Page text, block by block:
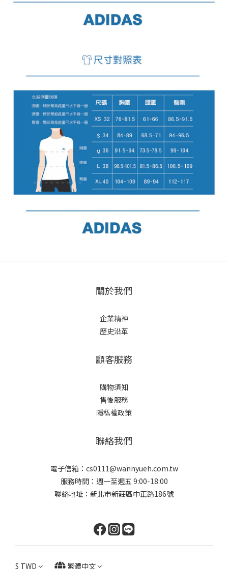
關於我們
企業精神
歷史沿革
顧客服務
購物須知
售後服務
隱私權政策
聯絡我們
電子信箱：cs0111@wannyueh.com.tw
服務時間：週一至週五 9:00-18:00
聯絡地址：新北市新莊區中正路186號
$ TWD 繁體中文